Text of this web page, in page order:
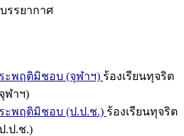
รรยากาศ
ะพฤติมิชอบ (จุฬาฯ) ร้องเรียนทุจริต
ฬาฯ)
ะพฤติมิชอบ (ป.ป.ช.) ร้องเรียนทุจริต
.ป.ช.)